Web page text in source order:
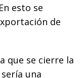
esto se
de
que se cierre la
una